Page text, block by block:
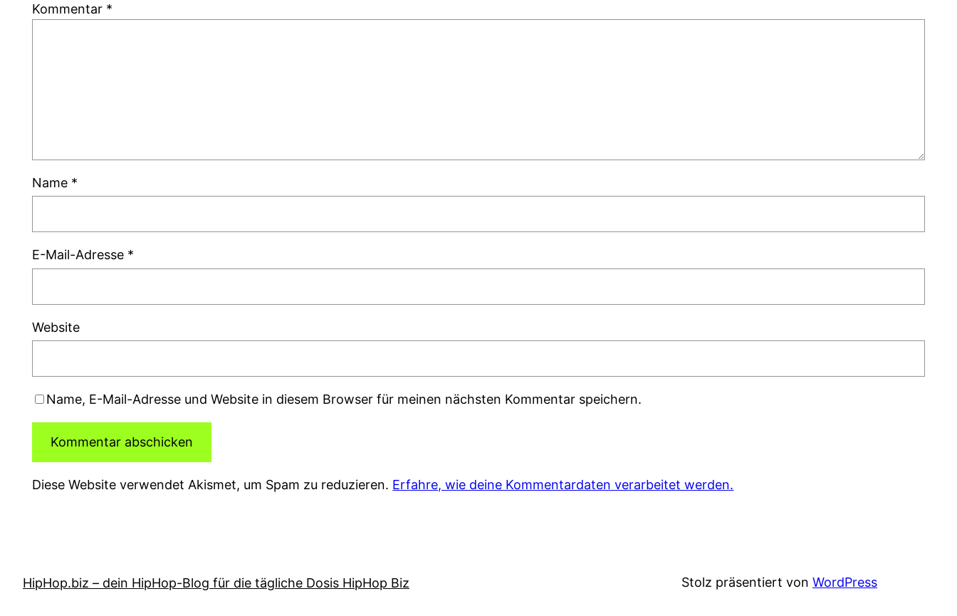
Kommentar *
Name *
E-Mail-Adresse *
Website
Name, E-Mail-Adresse und Website in diesem Browser für meinen nächsten Kommentar speichern.
Diese Website verwendet Akismet, um Spam zu reduzieren. Erfahre, wie deine Kommentardaten verarbeitet werden.
HipHop.biz – dein HipHop-Blog für die tägliche Dosis HipHop Biz Stolz präsentiert von WordPress